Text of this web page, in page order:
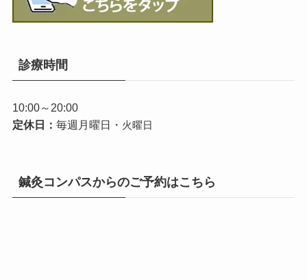
診療時間
10:00～20:00
定休日： 毎週月曜日・ 火曜日
鍼灸コンパスからのご予約はこちら